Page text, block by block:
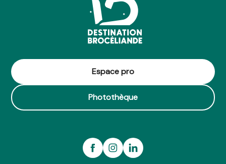
Espace pro
Photothèque